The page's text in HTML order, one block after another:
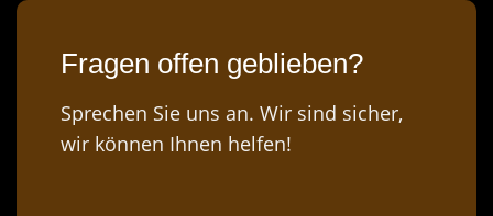
Fragen offen geblieben?
Sprechen Sie uns an. Wir sind sicher,
wir können Ihnen helfen!